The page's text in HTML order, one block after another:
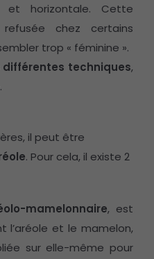
et horizontale. Cette
chez certains
trop « féminine ».
différentes techniques,
il peut être
. Pour cela, il existe 2
mamelonnaire, est
l’aréole et le mamelon,
sur elle-même pour